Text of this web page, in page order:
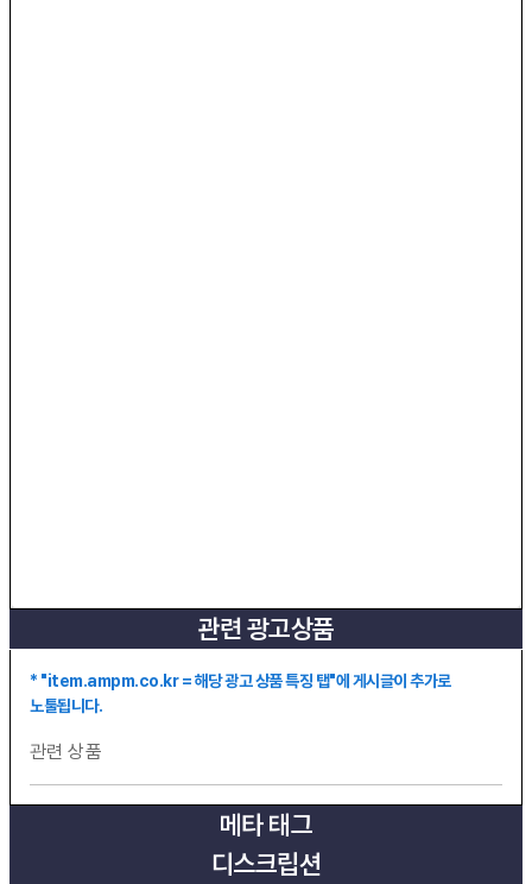
관련 광고상품
* "item.ampm.co.kr = 해당 광고 상품 특징 탭"에 게시글이 추가로
노툴됩니다.
관련 상품
메타 태그
디스크립션